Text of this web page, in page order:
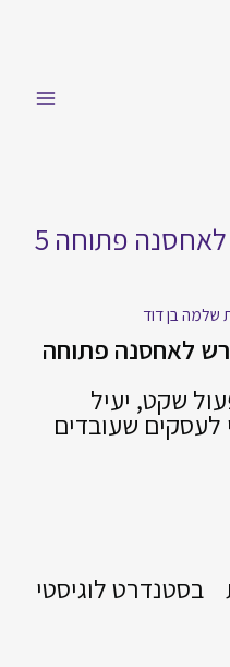
להשכרה בחולון מגרש לאחסנה פתוחה 5
שלמה בן דוד
מ"ר מגרש לאחסנה פתוחה
שקט, יעיל
לעסקים שעובדים
בסטנדרט לוגיסטי